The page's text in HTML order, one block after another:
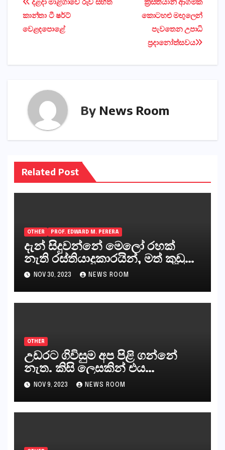
Post
navigation
ක්‍රිස්තියානි ආගමික
කොටහළු මඟුලෙන්
පැවතෙන උපාධි
ප්‍රදානෝත්සවය
දළදා මාළිගාවේ රුව සහිත
කාන්තා ටී ෂර්ට්
වෙළදපොළේ
By News Room
Related Post
OTHER PROF. EDWARD M. PERERA
දැන් සිදුවන්නේ මෙලෝ රහක්
නැති රස්තියාදුකාරයින්, මත් කුඩු
ගෙන්වන්නන් සහ අලෙවි
කරන්නන්,කැලෑපාළුවන්, මහජන
නියෝජිතයින්
NOV 30, 2023 NEWS ROOM
OTHER
උඩරට ගිවිසුම අප පිළි ගන්නේ
නැත. කිසි ලෙසකින් එය
නීත්‍යානුකූල ලියවිල්ලක් නො වේ.
සිංහල ප්‍රතිපත්ති කේන්ද්‍රයෙන්
ජනාධිපති දැන් වූ ලිපියෙන්
කියනවාටත් වඩා අයිතියක් බෞද්ධ
NOV 9, 2023 NEWS ROOM